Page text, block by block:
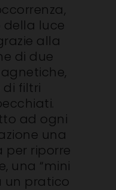
della luce
alla
di due
filtri
ad ogni
una
per riporre
una “mini
un pratico